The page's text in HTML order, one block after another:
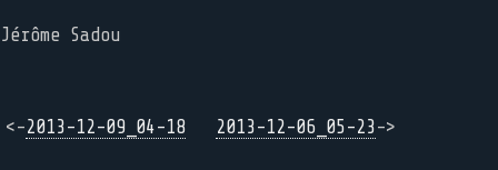
Jérôme Sadou
<-2013-12-09_04-18 2013-12-06_05-23->